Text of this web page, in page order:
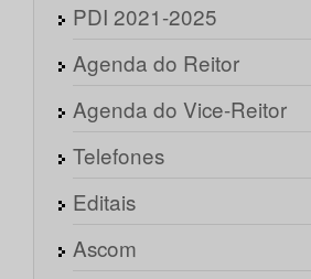
PDI 2021-2025
Agenda do Reitor
Agenda do Vice-Reitor
Telefones
Editais
Ascom